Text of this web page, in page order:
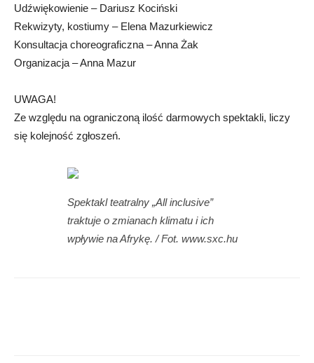
Udźwiękowienie – Dariusz Kociński
Rekwizyty, kostiumy – Elena Mazurkiewicz
Konsultacja choreograficzna – Anna Żak
Organizacja – Anna Mazur
UWAGA!
Ze względu na ograniczoną ilość darmowych spektakli, liczy
się kolejność zgłoszeń.
Spektakl teatralny „All inclusive”
traktuje o zmianach klimatu i ich
wpływie na Afrykę. / Fot. www.sxc.hu